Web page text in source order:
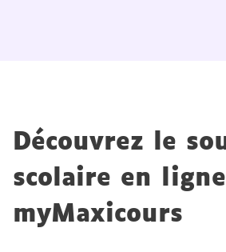
Découvrez le
scolaire en
myMaxicours